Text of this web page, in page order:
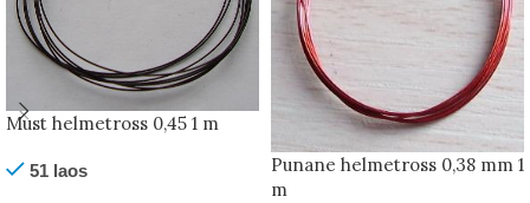
Must helmetross 0,45 1 m
51 laos
Punane helmetross 0,38 mm 1
m